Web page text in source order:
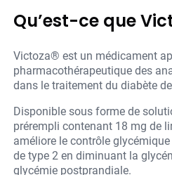
Qu’est-ce que
Victoza® est un médicament
pharmacothérapeutique des
dans le traitement du diabète
Disponible sous forme de
prérempli contenant 18 mg de
améliore le contrôle
de type 2 en diminuant la
glycémie postprandiale.